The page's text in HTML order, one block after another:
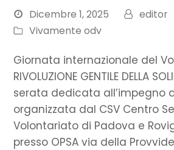
Dicembre 1, 2025
editor
Vivamente odv
Giornata internazionale del
RIVOLUZIONE GENTILE DELLA
serata dedicata all’impegno
organizzata dal CSV Centro
Volontariato di Padova e
presso OPSA via della